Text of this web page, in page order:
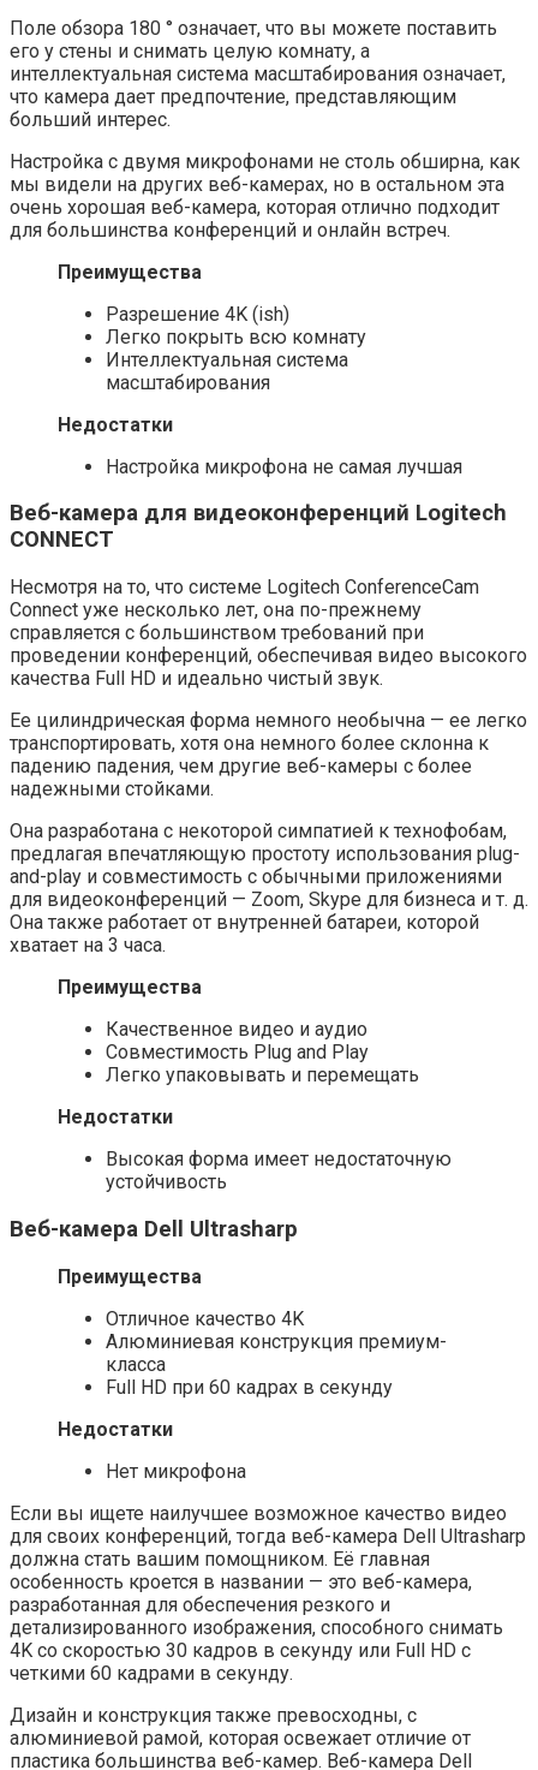
Поле обзора 180 ° означает, что вы можете поставить
его у стены и снимать целую комнату, а
интеллектуальная система масштабирования означает,
что камера дает предпочтение, представляющим
больший интерес.
Настройка с двумя микрофонами не столь обширна, как
мы видели на других веб-камерах, но в остальном эта
очень хорошая веб-камера, которая отлично подходит
для большинства конференций и онлайн встреч.
Преимущества
Разрешение 4K (ish)
Легко покрыть всю комнату
Интеллектуальная система
масштабирования
Недостатки
Настройка микрофона не самая лучшая
Веб-камера для видеоконференций Logitech
CONNECT
Несмотря на то, что системе Logitech ConferenceCam
Connect уже несколько лет, она по-прежнему
справляется с большинством требований при
проведении конференций, обеспечивая видео высокого
качества Full HD и идеально чистый звук.
Ее цилиндрическая форма немного необычна — ее легко
транспортировать, хотя она немного более склонна к
падению падения, чем другие веб-камеры с более
надежными стойками.
Она разработана с некоторой симпатией к технофобам,
предлагая впечатляющую простоту использования plug-
and-play и совместимость с обычными приложениями
для видеоконференций — Zoom, Skype для бизнеса и т. д.
Она также работает от внутренней батареи, которой
хватает на 3 часа.
Преимущества
Качественное видео и аудио
Совместимость Plug and Play
Легко упаковывать и перемещать
Недостатки
Высокая форма имеет недостаточную
устойчивость
Веб-камера Dell Ultrasharp
Преимущества
Отличное качество 4K
Алюминиевая конструкция премиум-
класса
Full HD при 60 кадрах в секунду
Недостатки
Нет микрофона
Если вы ищете наилучшее возможное качество видео
для своих конференций, тогда веб-камера Dell Ultrasharp
должна стать вашим помощником. Её главная
особенность кроется в названии — это веб-камера,
разработанная для обеспечения резкого и
детализированного изображения, способного снимать
4K со скоростью 30 кадров в секунду или Full HD с
четкими 60 кадрами в секунду.
Дизайн и конструкция также превосходны, с
алюминиевой рамой, которая освежает отличие от
пластика большинства веб-камер. Веб-камера Dell